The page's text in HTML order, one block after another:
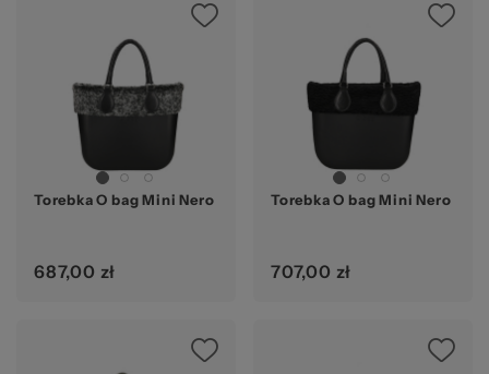
Torebka O bag Mini Nero
687,00 zł
Torebka O bag Mini Nero
707,00 zł